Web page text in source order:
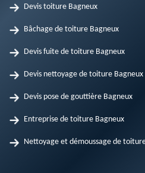
Devis toiture Bagneux
Bâchage de toiture Bagneux
Devis fuite de toiture Bagneux
Devis nettoyage de toiture Bagneux
Devis pose de gouttière Bagneux
Entreprise de toiture Bagneux
Nettoyage et démoussage de